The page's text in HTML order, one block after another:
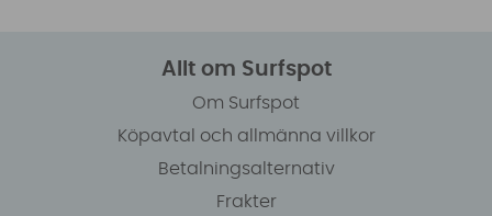
Allt om Surfspot
Om Surfspot
Köpavtal och allmänna villkor
Betalningsalternativ
Frakter